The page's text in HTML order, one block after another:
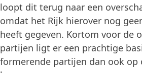
loopt dit terug naar een
omdat het Rijk hierover nog
heeft gegeven. Kortom voor de
partijen ligt er een prachtige
formerende partijen dan ook op